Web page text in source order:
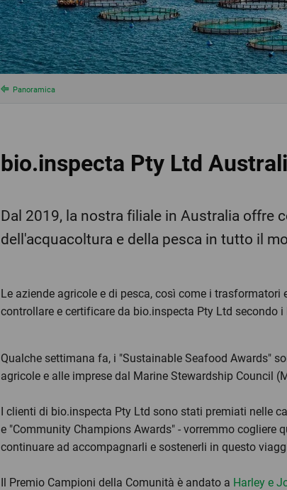
Panoramica
bio.inspecta Pty Ltd
Dal 2019, la nostra filiale in Australia offre
dell'acquacoltura e della pesca in tutto il
Le aziende agricole e di pesca, così come i
controllare e certificare da bio.inspecta Pty Ltd secondo
Qualche settimana fa, i "Sustainable Seafood Awards"
agricole e alle imprese dal Marine Stewardship Council
I clienti di bio.inspecta Pty Ltd sono stati premiati nelle
e "Community Champions Awards" - vorremmo
continuare ad accompagnarli e sostenerli in questo
Il Premio Campioni della Comunità è andato a Harley e